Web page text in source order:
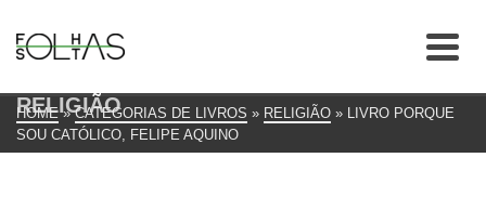
RELIGIÃO
HOME » CATEGORIAS DE LIVROS » RELIGIÃO » LIVRO PORQUE
SOU CATÓLICO, FELIPE AQUINO